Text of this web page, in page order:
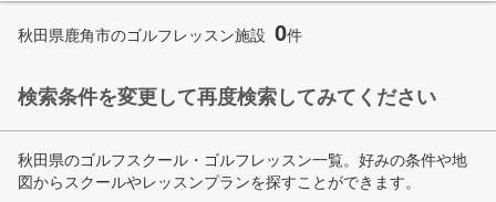
秋田県鹿角市のゴルフレッスン施設 0件
検索条件を変更して再度検索してみてください
秋田県のゴルフスクール・ゴルフレッスン一覧。好みの条件や地
図からスクールやレッスンプランを探すことができます。